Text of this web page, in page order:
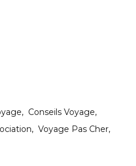
Conseils Voyage
Voyage Pas Cher